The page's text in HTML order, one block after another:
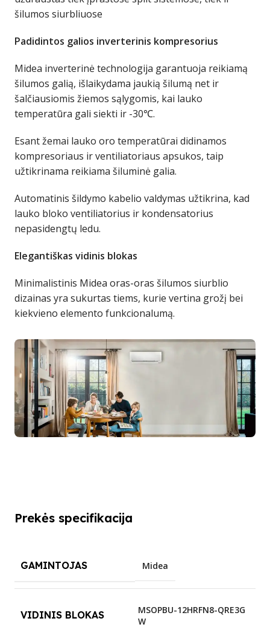
šilumos siurbliuose
Padidintos galios inverterinis kompresorius
Midea inverterinė technologija garantuoja reikiamą
šilumos galią, išlaikydama jaukią šilumą net ir
šalčiausiomis žiemos sąlygomis, kai lauko
temperatūra gali siekti ir -30℃.
Esant žemai lauko oro temperatūrai didinamos
kompresoriaus ir ventiliatoriaus apsukos, taip
užtikrinama reikiama šiluminė galia.
Automatinis šildymo kabelio valdymas užtikrina, kad
lauko bloko ventiliatorius ir kondensatorius
nepasidengtų ledu.
Elegantiškas vidinis blokas
Minimalistinis Midea oras-oras šilumos siurblio
dizainas yra sukurtas tiems, kurie vertina grožį bei
kiekvieno elemento funkcionalumą.
Prekės specifikacija
GAMINTOJAS Midea
VIDINIS BLOKAS
MSOPBU-12HRFN8-QRE3G
W